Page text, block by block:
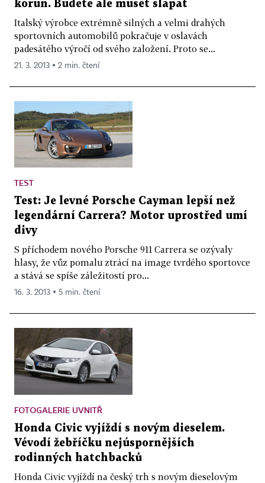
korun. Budete ale muset šlapat
Italský výrobce extrémně silných a velmi drahých
sportovních automobilů pokračuje v oslavách
padesátého výročí od svého založení. Proto se...
21. 3. 2013 ▪ 2 min. čtení
TEST
Test: Je levné Porsche Cayman lepší než
legendární Carrera? Motor uprostřed umí
divy
S příchodem nového Porsche 911 Carrera se ozývaly
hlasy, že vůz pomalu ztrácí na image tvrdého sportovce
a stává se spíše záležitostí pro...
16. 3. 2013 ▪ 5 min. čtení
FOTOGALERIE UVNITŘ
Honda Civic vyjíždí s novým dieselem.
Vévodí žebříčku nejúspornějších
rodinných hatchbacků
Honda Civic vyjíždí na český trh s novým dieselovým